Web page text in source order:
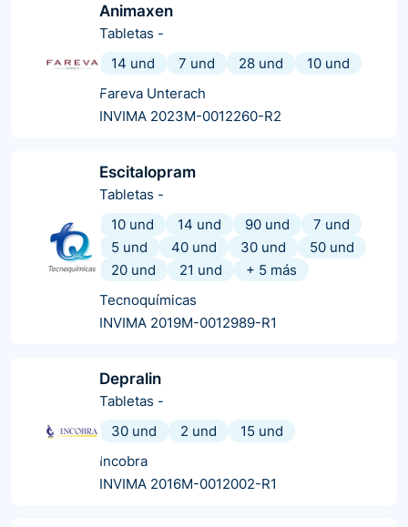
Animaxen
Tabletas -
14 und
7 und 28 und
10 und
Fareva Unterach
INVIMA 2023M-0012260-R2
Escitalopram
Tabletas -
10 und
14 und 90 und
7 und
5 und
40 und 30 und
50 und
20 und
21 und + 5 más
Tecnoquímicas
INVIMA 2019M-0012989-R1
Depralin
Tabletas -
30 und
2 und
15 und
Incobra
INVIMA 2016M-0012002-R1